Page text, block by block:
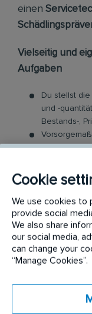
einen
Vielseitig und
Aufgaben
Du stellst
und -
Bestands-,
und leitest
Teamintern
Du berätst
empfiehlst
-bekämpfung
Die
Cookie
We use cookies to
provide social
We also share
our social media,
can change your
“Manage Cookies”.